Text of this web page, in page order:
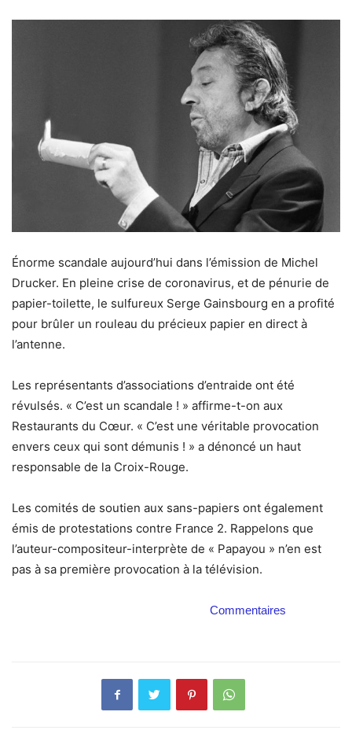
Énorme scandale aujourd’hui dans l’émission de Michel
Drucker. En pleine crise de coronavirus, et de pénurie de
papier-toilette, le sulfureux Serge Gainsbourg en a profité
pour brûler un rouleau du précieux papier en direct à
l’antenne.
Les représentants d’associations d’entraide ont été
révulsés. « C’est un scandale ! » affirme-t-on aux
Restaurants du Cœur. « C’est une véritable provocation
envers ceux qui sont démunis ! » a dénoncé un haut
responsable de la Croix-Rouge.
Les comités de soutien aux sans-papiers ont également
émis de protestations contre France 2. Rappelons que
l’auteur-compositeur-interprète de « Papayou » n’en est
pas à sa première provocation à la télévision.
Commentaires